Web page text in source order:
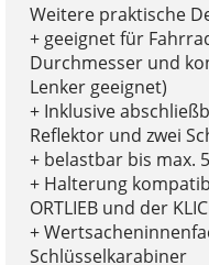
Weitere praktische
+ geeignet für
Durchmesser und
Lenker geeignet)
+ Inklusive
Reflektor und zwei
+ belastbar bis max.
+ Halterung
ORTLIEB und der
+
Schlüsselkarabiner